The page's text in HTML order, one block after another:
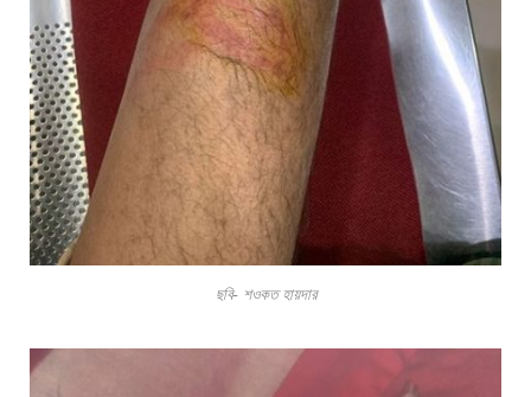
ছবি- শওকত হায়দার